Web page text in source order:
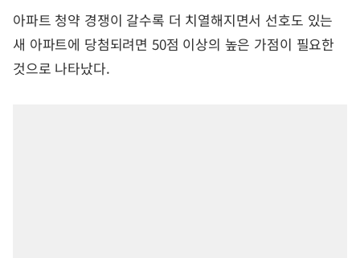
아파트 청약 경쟁이 갈수록 더 치열해지면서 선호도 있는
새 아파트에 당첨되려면 50점 이상의 높은 가점이 필요한
것으로 나타났다.